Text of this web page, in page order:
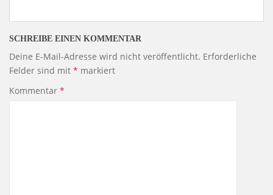
SCHREIBE EINEN KOMMENTAR
Deine E-Mail-Adresse wird nicht veröffentlicht. Erforderliche
Felder sind mit * markiert
Kommentar *